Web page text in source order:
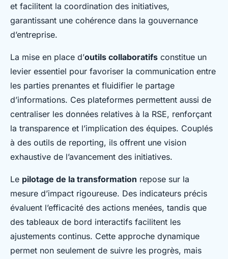
et facilitent la coordination des initiatives,
garantissant une cohérence dans la gouvernance
d’entreprise.
La mise en place d’outils collaboratifs constitue un
levier essentiel pour favoriser la communication entre
les parties prenantes et fluidifier le partage
d’informations. Ces plateformes permettent aussi de
centraliser les données relatives à la RSE, renforçant
la transparence et l’implication des équipes. Couplés
à des outils de reporting, ils offrent une vision
exhaustive de l’avancement des initiatives.
Le pilotage de la transformation repose sur la
mesure d’impact rigoureuse. Des indicateurs précis
évaluent l’efficacité des actions menées, tandis que
des tableaux de bord interactifs facilitent les
ajustements continus. Cette approche dynamique
permet non seulement de suivre les progrès, mais